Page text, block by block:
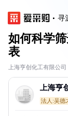
寻
如何科学
表
上海亨创化工有限公司
上海亨
法人:吴德